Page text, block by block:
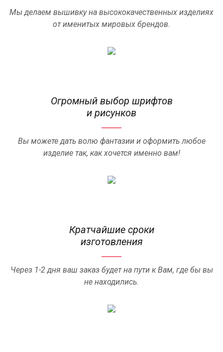
Мы делаем вышивку на высококачественных изделиях
от именитых мировых брендов.
Огромный выбор шрифтов
и рисунков
Вы можете дать волю фантазии и оформить любое
изделие так, как хочется именно вам!
Кратчайшие сроки
изготовления
Через 1-2 дня ваш заказ будет на пути к Вам, где бы вы
не находились.